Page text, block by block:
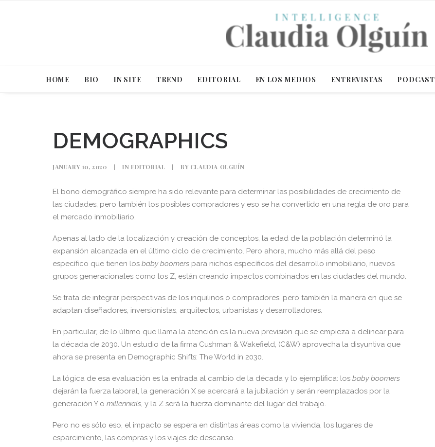
HOME BIO IN SITE TREND EDITORIAL EN LOS MEDIOS ENTREVISTAS PODCAST
DEMOGRAPHICS
JANUARY 10, 2020 | INEDITORIAL | BY CLAUDIA OLGUÍN
El bono demográfico siempre ha sido relevante para determinar las posibilidades de crecimiento de
las ciudades, pero también los posibles compradores y eso se ha convertido en una regla de oro para
el mercado inmobiliario.
Apenas al lado de la localización y creación de conceptos, la edad de la población determinó la
expansión alcanzada en el último ciclo de crecimiento. Pero ahora, mucho más allá del peso
específico que tienen los baby boomers para nichos específicos del desarrollo inmobiliario, nuevos
grupos generacionales como los Z, están creando impactos combinados en las ciudades del mundo.
Se trata de integrar perspectivas de los inquilinos o compradores, pero también la manera en que se
adaptan diseñadores, inversionistas, arquitectos, urbanistas y desarrolladores.
En particular, de lo último que llama la atención es la nueva previsión que se empieza a delinear para
la década de 2030. Un estudio de la firma Cushman & Wakefield, (C&W) aprovecha la disyuntiva que
ahora se presenta en Demographic Shifts: The World in 2030.
La lógica de esa evaluación es la entrada al cambio de la década y lo ejemplifica: los baby boomers
dejarán la fuerza laboral, la generación X se acercará a la jubilación y serán reemplazados por la
generación Y o millennials, y la Z será la fuerza dominante del lugar del trabajo.
Pero no es sólo eso, el impacto se espera en distintas áreas como la vivienda, los lugares de
esparcimiento, las compras y los viajes de descanso.